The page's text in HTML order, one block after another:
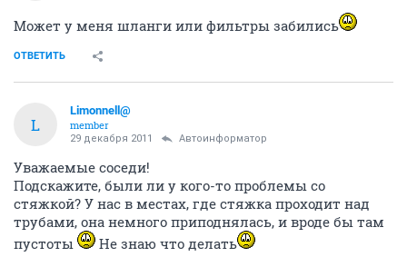
Может у меня шланги или фильтры забились
ОТВЕТИТЬ
L
Limonnell@
member
29 декабря 2011 Автоинформатор
Уважаемые соседи!
Подскажите, были ли у кого-то проблемы со
стяжкой? У нас в местах, где стяжка проходит над
трубами, она немного приподнялась, и вроде бы там
пустоты
Не знаю что делать